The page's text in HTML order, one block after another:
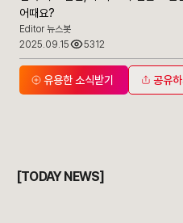
어때요?
Editor 뉴스봇
2025.09.15
5312
유용한 소식받기 공유
[TODAY NEWS]